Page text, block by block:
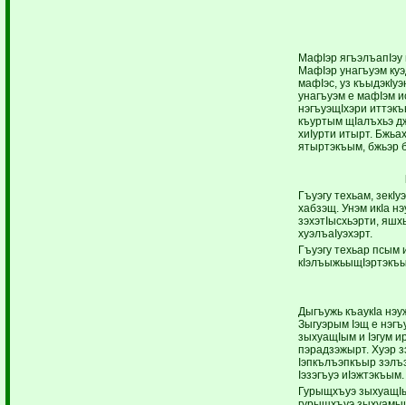
МафIэр
МафIэр унагъуэм
мафIэс, уз
унагъуэм е мафIэм
нэгъуэщIхэри
къуртым щIалъхьэ
хиIурти итырт.
ятыртэкъым, бжьэр
Гъуэгу техьам,
хабзэщ. Унэм икIа
зэхэтIысхьэрти,
хуэлъаIуэхэрт.
Гъуэгу техьар
Дыгъужь къаукIа
Зыгуэрым Iэщ е
зыхуащIым и Iэгум
пэрадзэжырт. Хуэр
Iэпкълъэпкъыр
Iэзэгъуэ иIэжтэкъым.
Гурыщхъуэ